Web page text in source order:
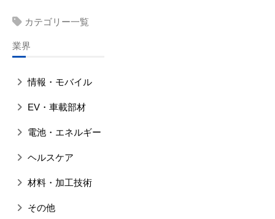
カテゴリー一覧
業界
情報・モバイル
EV・車載部材
電池・エネルギー
ヘルスケア
材料・加工技術
その他